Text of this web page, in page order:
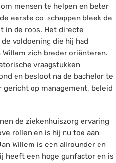
mensen te helpen en beter
eerste co-schappen bleek de
in de roos. Het directe
voldoening die hij had
zich breder oriënteren.
vraagstukken
en besloot na de bachelor te
gericht op management, beleid
de ziekenhuiszorg ervaring
rollen en is hij nu toe aan
Willem is een allrounder en
heeft een hoge gunfactor en is